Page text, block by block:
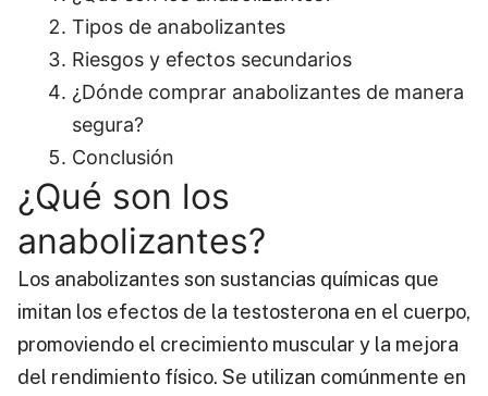
Tipos de anabolizantes
Riesgos y efectos secundarios
¿Dónde comprar anabolizantes de manera
segura?
Conclusión
¿Qué son los
anabolizantes?
Los anabolizantes son sustancias químicas que
imitan los efectos de la testosterona en el cuerpo,
promoviendo el crecimiento muscular y la mejora
del rendimiento físico. Se utilizan comúnmente en